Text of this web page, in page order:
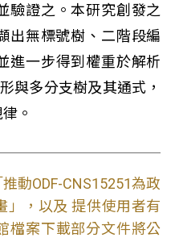
驗證之。本研究創發之
出無標號樹、二階段編
進一步得到權重於解析
與多分支樹及其通式，
。
動ODF-CNS15251為政
」，以及 提供使用者有
檔案下載部分文件將公